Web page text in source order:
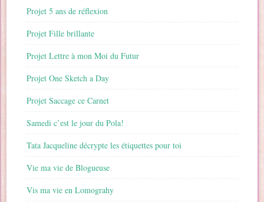
Projet 5 ans de réflexion
Projet Fille brillante
Projet Lettre à mon Moi du Futur
Projet One Sketch a Day
Projet Saccage ce Carnet
Samedi c’est le jour du Pola!
Tata Jacqueline décrypte les étiquettes pour toi
Vie ma vie de Blogueuse
Vis ma vie en Lomograhy